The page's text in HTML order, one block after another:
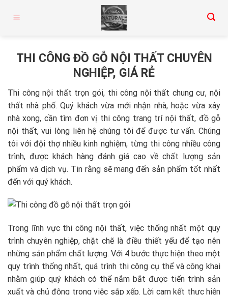
THI CÔNG ĐỒ GỖ NỘI THẤT CHUYÊN
NGHIỆP, GIÁ RẺ
Thi công nội thất trọn gói, thi công nội thất chung cư, nội
thất nhà phố. Quý khách vừa mới nhận nhà, hoặc vừa xây
nhà xong, cần tìm đơn vị thi công trang trí nội thất, đồ gỗ
nội thất, vui lòng liên hệ chúng tôi để được tư vấn. Chúng
tôi với đội thợ nhiều kinh nghiệm, từng thi công nhiều công
trình, được khách hàng đánh giá cao về chất lượng sản
phẩm và dịch vụ. Tin rằng sẽ mang đến sản phẩm tốt nhất
đến với quý khách.
Trong lĩnh vực thi công nội thất, việc thống nhất một quy
trình chuyên nghiệp, chặt chẽ là điều thiết yếu để tạo nên
những sản phẩm chất lượng. Với 4 bước thực hiện theo một
quy trình thống nhất, quá trình thi công cụ thể và công khai
nhằm giúp quý khách có thể nắm bắt được tiến trình sản
xuất và chủ động trong việc sắp xếp. Lời cam kết thực hiện